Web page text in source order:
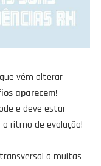
vêm alterar
aparecem!
e deve estar
ritmo de evolução!
a muitas